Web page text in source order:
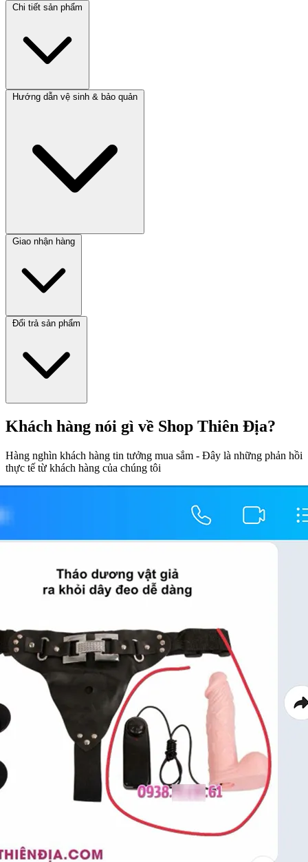
Chi tiết sản phẩm
Hướng dẫn vệ sinh & bảo quản
Giao nhận hàng
Đổi trả sản phẩm
Khách hàng nói gì về Shop Thiên Địa?
Hàng nghìn khách hàng tin tưởng mua sắm - Đây là những phản hồi
thực tế từ khách hàng của chúng tôi